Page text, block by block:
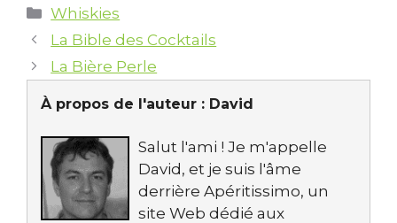
Catégories
Whiskies
La Bible des Cocktails
La Bière Perle
À propos de l'auteur : David
Salut l'ami ! Je m'appelle
David, et je suis l'âme
derrière Apéritissimo, un
site Web dédié aux